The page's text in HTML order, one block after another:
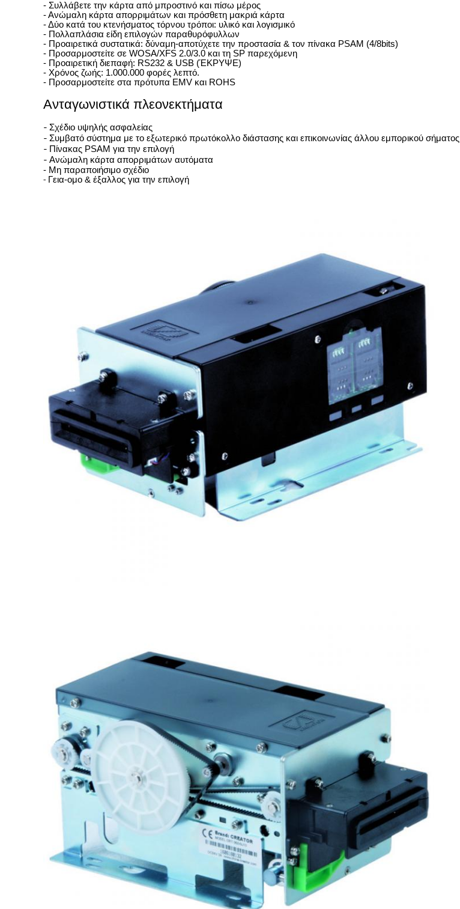
- Συλλάβετε την κάρτα από μπροστινό και πίσω μέρος
- Ανώμαλη κάρτα απορριμάτων και πρόσθετη μακριά κάρτα
- Δύο κατά του κτενήσματος τόρνου τρόποι: υλικό και λογισμικό
- Πολλαπλάσια είδη επιλογών παραθυρόφυλλων
- Προαιρετικά συστατικά: δύναμη-αποτύχετε την προστασία & τον πίνακα PSAM (4/8bits)
- Προσαρμοστείτε σε WOSA/XFS 2.0/3.0 και τη SP παρεχόμενη
- Προαιρετική διεπαφή: RS232 & USB (ΈΚΡΥΨΕ)
- Χρόνος ζωής: 1.000.000 φορές λεπτό.
- Προσαρμοστείτε στα πρότυπα EMV και ROHS
Ανταγωνιστικά πλεονεκτήματα
- Σχέδιο υψηλής ασφαλείας
- Συμβατό σύστημα με το εξωτερικό πρωτόκολλο διάστασης και επικοινωνίας άλλου εμπορικού σήματος
- Πίνακας PSAM για την επιλογή
- Ανώμαλη κάρτα απορριμάτων αυτόματα
- Μη παραποιήσιμο σχέδιο
- Γεια-ομο & έξαλλος για την επιλογή